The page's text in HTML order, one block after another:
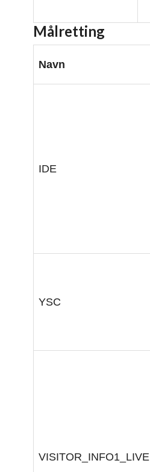
Målretting
Navn
IDE
YSC
VISITOR_INFO1_LIVE